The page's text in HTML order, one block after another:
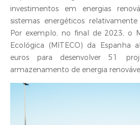
investimentos em energias
sistemas energéticos
Por exemplo, no final de 2023, o
Ecológica (MITECO) da Espanha
euros para desenvolver 51
armazenamento de energia